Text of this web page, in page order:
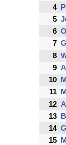
4
5
6
7
8
9
10
11
12
13
14
15